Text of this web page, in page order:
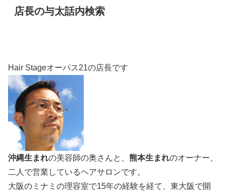
店長の与太話内検索
Hair Stageオーパス21の店長です
沖縄生まれの美容師の奥さんと、 熊本生まれのオーナー、
二人で営業しているヘアサロンです。
大阪のミナミの理容室で15年の経験を経て、東大阪で開